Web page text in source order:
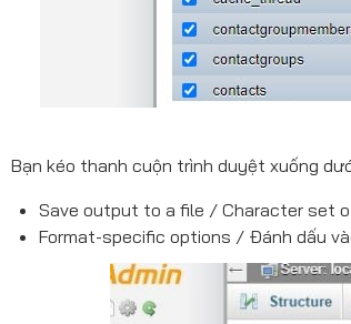
Bạn kéo thanh cuộn trình duyệt xuống
Save output to a file / Character set
Format-specific options / Đánh dấu